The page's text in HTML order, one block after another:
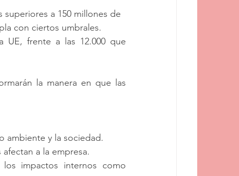
a 150 millones de
con ciertos umbrales.
UE, frente a las 12.000 que
la manera en que las
ambiente y la sociedad.
a la empresa.
impactos internos como